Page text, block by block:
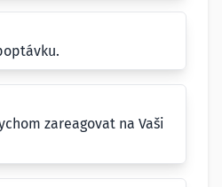
zareagovat na Vaši